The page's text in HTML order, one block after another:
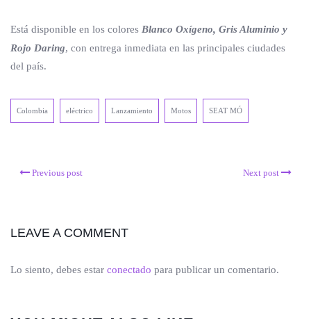
Está disponible en los colores Blanco Oxígeno, Gris Aluminio y
Rojo Daring, con entrega inmediata en las principales ciudades
del país.
Colombia eléctrico Lanzamiento Motos SEAT MÓ
Previous post Next post
LEAVE A COMMENT
Lo siento, debes estar conectado para publicar un comentario.